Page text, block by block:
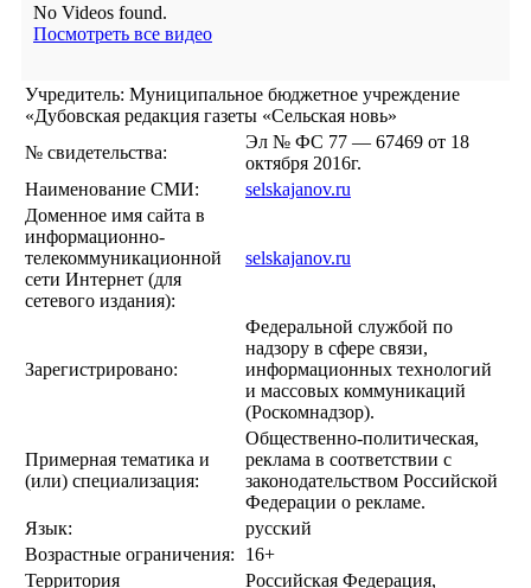
No Videos found.
Посмотреть все видео
Учредитель: Муниципальное бюджетное учреждение
«Дубовская редакция газеты «Сельская новь»
№ свидетельства:
Эл № ФС 77 — 67469 от 18
октября 2016г.
Наименование СМИ:
selskajanov.ru
Доменное имя сайта в
информационно-
телекоммуникационной
сети Интернет (для
сетевого издания):
selskajanov.ru
Зарегистрировано:
Федеральной службой по
надзору в сфере связи,
информационных технологий
и массовых коммуникаций
(Роскомнадзор).
Примерная тематика и
(или) специализация:
Общественно-политическая,
реклама в соответствии с
законодательством Российской
Федерации о рекламе.
Язык:
русский
Возрастные ограничения:
16+
Территория
Российская Федерация,